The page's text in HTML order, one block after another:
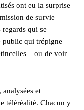
ont eu la surprise
de survie
qui se
public qui trépigne
– ou de voir
et
téléréalité. Chacun y